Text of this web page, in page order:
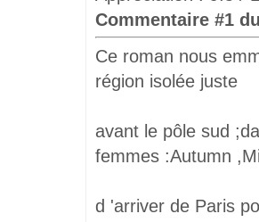
Commentaire #1
Ce roman nous
région isolée juste
avant le pôle sud
femmes :Autumn
d 'arriver de Paris